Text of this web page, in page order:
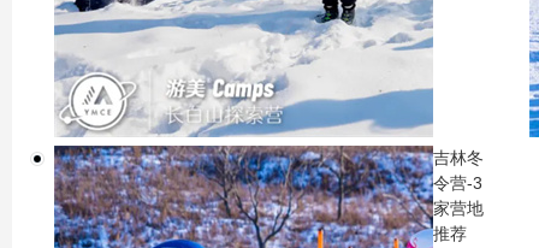
吉林冬
令营-3
家营地
推荐